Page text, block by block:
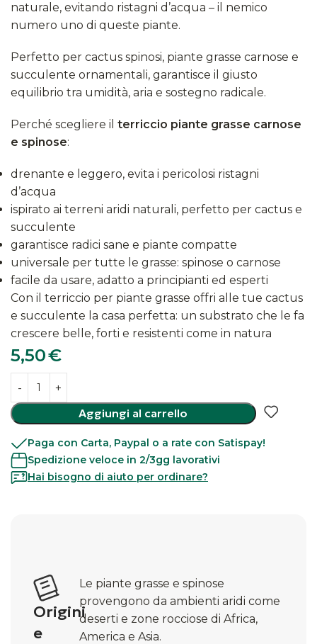
naturale, evitando ristagni d’acqua – il nemico
numero uno di queste piante.
Perfetto per cactus spinosi, piante grasse carnose e
succulente ornamentali, garantisce il giusto
equilibrio tra umidità, aria e sostegno radicale.
Perché scegliere il terriccio piante grasse carnose
e spinose:
drenante e leggero, evita i pericolosi ristagni
d’acqua
ispirato ai terreni aridi naturali, perfetto per cactus e
succulente
garantisce radici sane e piante compatte
universale per tutte le grasse: spinose o carnose
facile da usare, adatto a principianti ed esperti
Con il terriccio per piante grasse offri alle tue cactus
e succulente la casa perfetta: un substrato che le fa
crescere belle, forti e resistenti come in natura
5,50€
Aggiungi al carrello
Paga con Carta, Paypal o a rate con Satispay!
Spedizione veloce in 2/3gg lavorativi
Hai bisogno di aiuto per ordinare?
Origini
e
Le piante grasse e spinose
provengono da ambienti aridi come
deserti e zone rocciose di Africa,
America e Asia.